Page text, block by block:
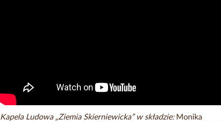
Kapela Ludowa „Ziemia Skierniewicka” w składzie:Monika